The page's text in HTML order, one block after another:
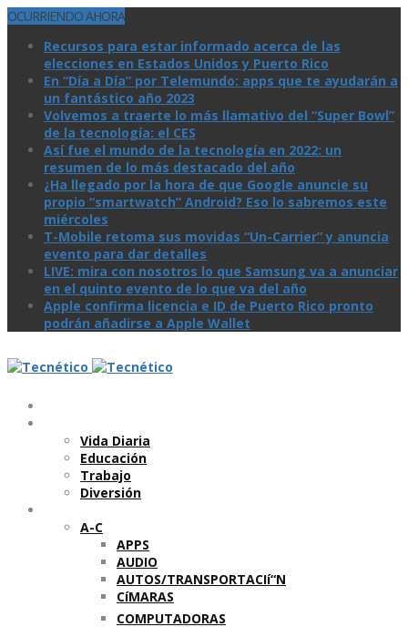
OCURRIENDO AHORA
Recursos para estar informado acerca de las
elecciones en Estados Unidos y Puerto Rico
En “Día a Día” por Telemundo: apps que te ayudarán a
un fantástico año 2023
Volvemos a traerte lo más llamativo del “Super Bowl”
de la tecnologí­a: el CES
Así­ fue el mundo de la tecnologí­a en 2022: un
resumen de lo más destacado del año
¿Ha llegado por la hora de que Google anuncie su
propio “smartwatch” Android? Eso lo sabremos este
miércoles
T-Mobile retoma sus movidas “Un-Carrier” y anuncia
evento para dar detalles
LIVE: mira con nosotros lo que Samsung va a anunciar
en el quinto evento de lo que va del año
Apple confirma licencia e ID de Puerto Rico pronto
podrán añadirse a Apple Wallet
Vida Diaria
Educación
Trabajo
Diversión
A-C
APPS
AUDIO
AUTOS/TRANSPORTACIí“N
CíMARAS
COMPUTADORAS